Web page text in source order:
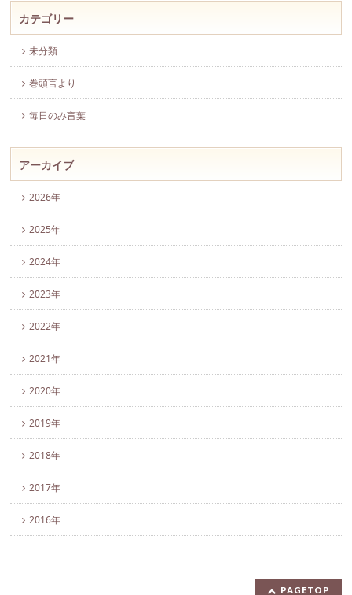
カテゴリー
未分類
巻頭言より
毎日のみ言葉
アーカイブ
2026年
2025年
2024年
2023年
2022年
2021年
2020年
2019年
2018年
2017年
2016年
PAGETOP